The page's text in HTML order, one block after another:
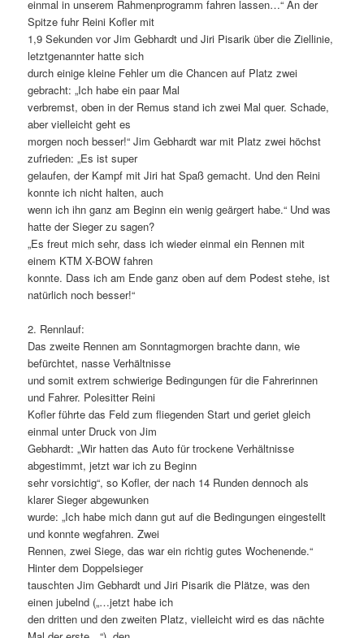
einmal in unserem Rahmenprogramm fahren lassen…“ An der
Spitze fuhr Reini Kofler mit
1,9 Sekunden vor Jim Gebhardt und Jiri Pisarik über die Ziellinie,
letztgenannter hatte sich
durch einige kleine Fehler um die Chancen auf Platz zwei
gebracht: „Ich habe ein paar Mal
verbremst, oben in der Remus stand ich zwei Mal quer. Schade,
aber vielleicht geht es
morgen noch besser!“ Jim Gebhardt war mit Platz zwei höchst
zufrieden: „Es ist super
gelaufen, der Kampf mit Jiri hat Spaß gemacht. Und den Reini
konnte ich nicht halten, auch
wenn ich ihn ganz am Beginn ein wenig geärgert habe.“ Und was
hatte der Sieger zu sagen?
„Es freut mich sehr, dass ich wieder einmal ein Rennen mit
einem KTM X-BOW fahren
konnte. Dass ich am Ende ganz oben auf dem Podest stehe, ist
natürlich noch besser!“
2. Rennlauf:
Das zweite Rennen am Sonntagmorgen brachte dann, wie
befürchtet, nasse Verhältnisse
und somit extrem schwierige Bedingungen für die Fahrerinnen
und Fahrer. Polesitter Reini
Kofler führte das Feld zum fliegenden Start und geriet gleich
einmal unter Druck von Jim
Gebhardt: „Wir hatten das Auto für trockene Verhältnisse
abgestimmt, jetzt war ich zu Beginn
sehr vorsichtig“, so Kofler, der nach 14 Runden dennoch als
klarer Sieger abgewunken
wurde: „Ich habe mich dann gut auf die Bedingungen eingestellt
und konnte wegfahren. Zwei
Rennen, zwei Siege, das war ein richtig gutes Wochenende.“
Hinter dem Doppelsieger
tauschten Jim Gebhardt und Jiri Pisarik die Plätze, was den
einen jubelnd („…jetzt habe ich
den dritten und den zweiten Platz, vielleicht wird es das nächte